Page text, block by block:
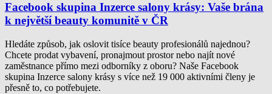
Facebook skupina Inzerce salony krásy: Vaše brána
k největší beauty komunitě v ČR
Hledáte způsob, jak oslovit tisíce beauty profesionálů najednou?
Chcete prodat vybavení, pronajmout prostor nebo najít nové
zaměstnance přímo mezi odborníky z oboru? Naše Facebook
skupina Inzerce salony krásy s více než 19 000 aktivními členy je
přesně to, co potřebujete.